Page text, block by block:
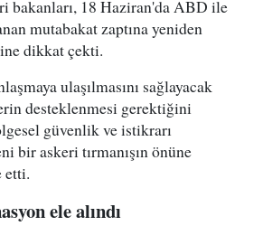
bakanları, 18 Haziran'da ABD ile
mutabakat zaptına yeniden
dikkat çekti.
ulaşılmasını sağlayacak
desteklenmesi gerektiğini
güvenlik ve istikrarı
bir askeri tırmanışın önüne
etti.
ele alındı